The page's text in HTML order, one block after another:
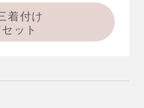
着付け
ット